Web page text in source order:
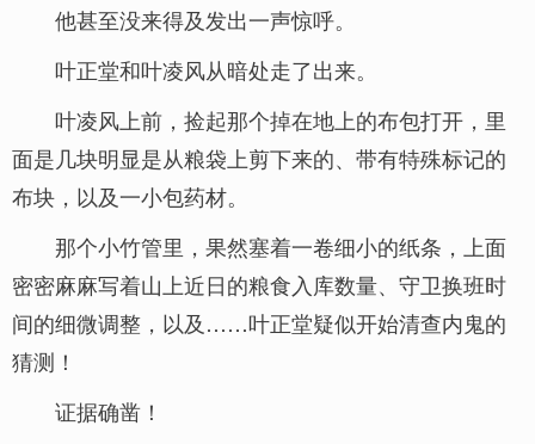
他甚至没来得及发出一声惊呼。
叶正堂和叶凌风从暗处走了出来。
叶凌风上前，捡起那个掉在地上的布包打开，里
面是几块明显是从粮袋上剪下来的、带有特殊标记的
布块，以及一小包药材。
那个小竹管里，果然塞着一卷细小的纸条，上面
密密麻麻写着山上近日的粮食入库数量、守卫换班时
间的细微调整，以及……叶正堂疑似开始清查内鬼的
猜测！
证据确凿！